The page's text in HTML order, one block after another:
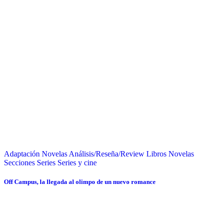
Adaptación Novelas Análisis/Reseña/Review Libros Novelas
Secciones Series Series y cine
Off Campus, la llegada al olimpo de un nuevo romance